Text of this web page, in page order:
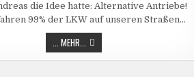
–
ALTERNATIVE
ANTRIEBE:
die Idee hatte: Alternative Antriebe!
99% der LKW auf unseren Straßen…
... MEHR... LOGISTIK4PUNKTNULL
–
059